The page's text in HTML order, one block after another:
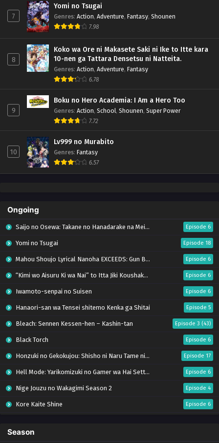
7
Yomi no Tsugai
Genres: Action, Adventure, Fantasy, Shounen
7.98
8
Koko wa Ore ni Makasete Saki ni Ike to Itte kara
10-nen ga Tattara Densetsu ni Natteita.
Genres: Action, Adventure, Fantasy
6.78
9
Boku no Hero Academia: I Am a Hero Too
Genres: Action, School, Shounen, Super Power
7.72
10
Lv999 no Murabito
Genres: Fantasy
6.57
Ongoing
Saijo no Osewa: Takane no Hanadarake na Meimonkou de, Gakuin Ichi no Ojousama Episode 6
Yomi no Tsugai Episode 18
Mahou Shoujo Lyrical Nanoha EXCEEDS: Gun Blaze Vengeance Episode 6
“Kimi wo Aisuru Ki wa Nai” to Itta Jiki Koushaku-sama ga Nazeka Dekiai shitekimasu Episode 6
Iwamoto-senpai no Suisen Episode 6
Hanaori-san wa Tensei shitemo Kenka ga Shitai Episode 5
Bleach: Sennen Kessen-hen – Kashin-tan Episode 3 (43)
Black Torch Episode 6
Honzuki no Gekokujou: Shisho ni Naru Tame ni wa Shudan wo Erandeiraremasen – Ryoushu no Youjo (Season 4) Episode 17
Hell Mode: Yarikomizuki no Gamer wa Hai Settei no Isekai de Musou suru Season 2 Episode 6
Nige Jouzu no Wakagimi Season 2 Episode 4
Kore Kaite Shine Episode 6
Tensei shitara Slime Datta Ken Season 4
Season